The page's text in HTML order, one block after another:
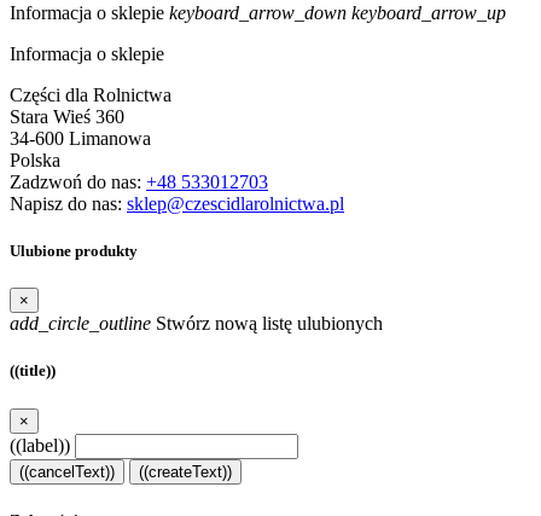
Informacja o sklepie keyboard_arrow_down keyboard_arrow_up
Informacja o sklepie
Części dla Rolnictwa
Stara Wieś 360
34-600 Limanowa
Polska
Zadzwoń do nas: +48 533012703
Napisz do nas: sklep@czescidlarolnictwa.pl
Ulubione produkty
×
add_circle_outline Stwórz nową listę ulubionych
((title))
×
((label))
((cancelText)) ((createText))